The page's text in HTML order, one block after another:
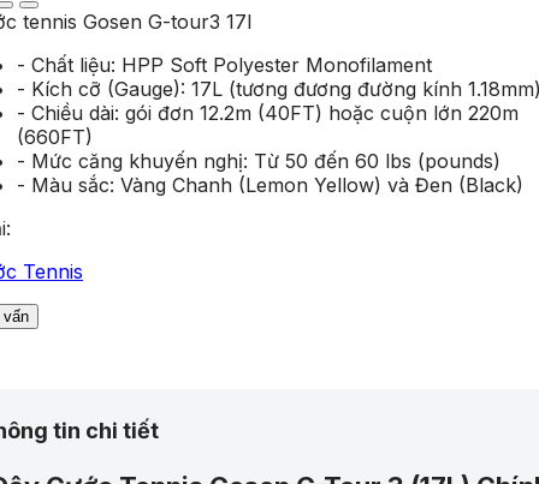
tennis Gosen G-tour3 17l
- Chất liệu: HPP Soft Polyester Monofilament
- Kích cỡ (Gauge): 17L (tương đương đường kính
- Chiều dài: gói đơn 12.2m (40FT) hoặc cuộn lớn 220m
(660FT)
- Mức căng khuyến nghị: Từ 50 đến 60 lbs (pounds)
- Màu sắc: Vàng Chanh (Lemon Yellow) và Đen (Black)
Tennis
Tư vấn
tin chi tiết